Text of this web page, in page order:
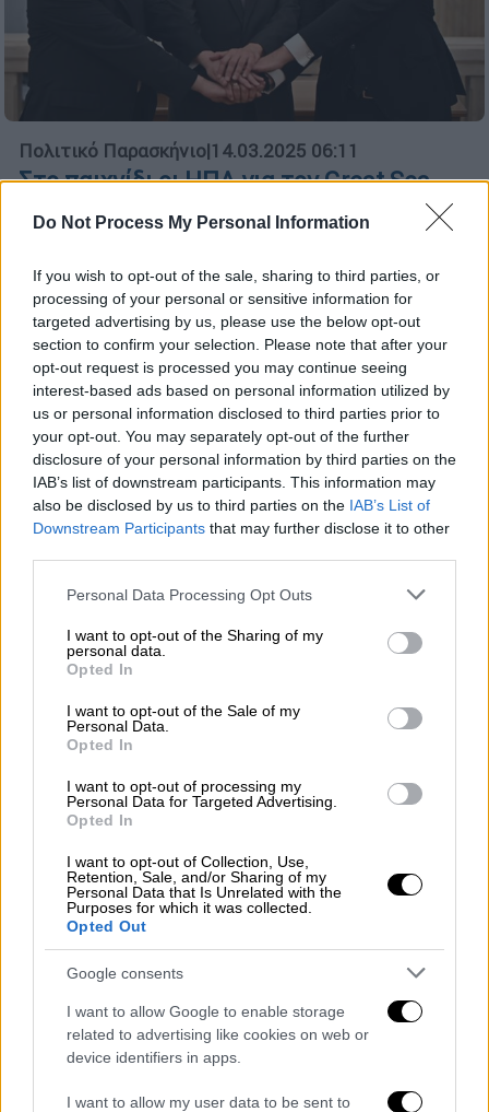
Do Not Process My Personal Information
If you wish to opt-out of the sale, sharing to third parties, or
processing of your personal or sensitive information for
targeted advertising by us, please use the below opt-out
section to confirm your selection. Please note that after your
opt-out request is processed you may continue seeing
interest-based ads based on personal information utilized by
us or personal information disclosed to third parties prior to
your opt-out. You may separately opt-out of the further
disclosure of your personal information by third parties on the
IAB’s list of downstream participants. This information may
also be disclosed by us to third parties on the IAB’s List of
Downstream Participants that may further disclose it to other
Please note that this website/app uses one or more Google
not limited to your visit or usage behaviour. You may click to
grant or deny consent to Google and its third-party tags to
use your data for below specified purposes in below Google
consent section.
Personal Data Processing Opt Outs
I want to opt-out of the Sharing of my
personal data.
Opted In
I want to opt-out of the Sale of my
Personal Data.
Opted In
I want to opt-out of processing my
Personal Data for Targeted Advertising.
Opted In
I want to opt-out of Collection, Use,
Retention, Sale, and/or Sharing of my
Personal Data that Is Unrelated with the
Purposes for which it was collected.
Opted Out
Google consents
I want to allow Google to enable storage
related to advertising like cookies on web or
device identifiers in apps.
I want to allow my user data to be sent to
Πολιτικό Παρασκήνιο|14.03.2025 06:11
Στο παιχνίδι οι ΗΠΑ για τον Great Sea
Interconnector
περιοχή ανάμεσα σε Ισραήλ και Κύπρο, με
την ελπίδα η Τουρκία να βρεθεί αντιμέτωπη
με την θέληση της Ουάσινγκτον
Οικονομία|06.03.2025 12:32
Προσωρινός «πάγος» στις πληρωμές για
το ηλεκτρικό καλώδιο Κρήτης –
Κύπρου: Ο λόγος
Η αναστολή των πληρωμών, αφορά το ποσό
των 70 εκατ. ευρώ για την δόση του
Φεβρουαρίου